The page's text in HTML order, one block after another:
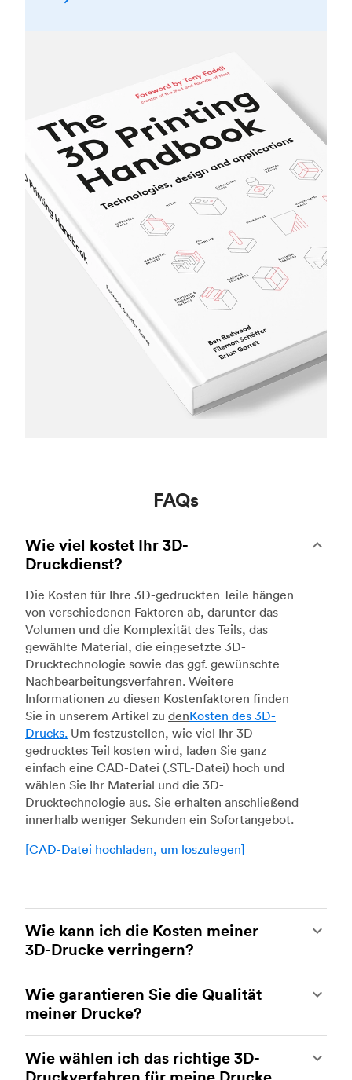
FAQs
Wie viel kostet Ihr 3D-
Druckdienst?
Die Kosten für Ihre 3D-gedruckten Teile hängen
von verschiedenen Faktoren ab, darunter das
Volumen und die Komplexität des Teils, das
gewählte Material, die eingesetzte 3D-
Drucktechnologie sowie das ggf. gewünschte
Nachbearbeitungsverfahren. Weitere
Informationen zu diesen Kostenfaktoren finden
Sie in unserem Artikel zu denKosten des 3D-
Drucks. Um festzustellen, wie viel Ihr 3D-
gedrucktes Teil kosten wird, laden Sie ganz
einfach eine CAD-Datei (.STL-Datei) hoch und
wählen Sie Ihr Material und die 3D-
Drucktechnologie aus. Sie erhalten anschließend
innerhalb weniger Sekunden ein Sofortangebot.
[CAD-Datei hochladen, um loszulegen]
Wie kann ich die Kosten meiner
3D-Drucke verringern?
müssen Sie den Einfluss bestimmter Faktoren auf
die Kosten verstehen. Die wichtigsten
kostenbeeinflussenden Faktoren sind der
Materialtyp, das Volumen des einzelnen Teils, die
Drucktechnologie und die Anforderungen an die
Wie garantieren Sie die Qualität
meiner Drucke?
Druckereien innerhalb unseres Netzwerks
Wie wählen ich das richtige 3D-